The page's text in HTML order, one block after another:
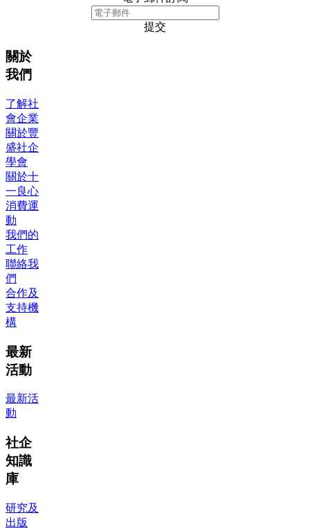
提交
關於
我們
了解社
會企業
關於豐
盛社企
學會
關於十
一良心
消費運
動
我們的
工作
聯絡我
們
合作及
支持機
構
最新
活動
最新活
動
社企
知識
庫
研究及
出版